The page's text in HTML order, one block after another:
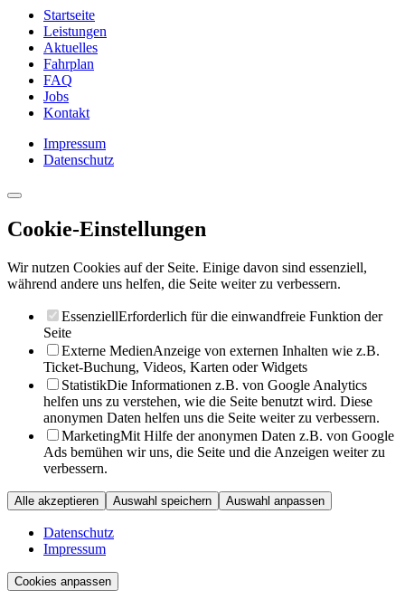
Startseite
Leistungen
Aktuelles
Fahrplan
FAQ
Jobs
Kontakt
Impressum
Datenschutz
Cookie-Einstellungen
Wir nutzen Cookies auf der Seite. Einige davon sind essenziell,
während andere uns helfen, die Seite weiter zu verbessern.
EssenziellErforderlich für die einwandfreie Funktion der
Seite
Externe MedienAnzeige von externen Inhalten wie z.B.
Ticket-Buchung, Videos, Karten oder Widgets
StatistikDie Informationen z.B. von Google Analytics
helfen uns zu verstehen, wie die Seite benutzt wird. Diese
anonymen Daten helfen uns die Seite weiter zu verbessern.
MarketingMit Hilfe der anonymen Daten z.B. von Google
Ads bemühen wir uns, die Seite und die Anzeigen weiter zu
verbessern.
Alle akzeptieren Auswahl speichern Auswahl anpassen
Datenschutz
Impressum
Cookies anpassen